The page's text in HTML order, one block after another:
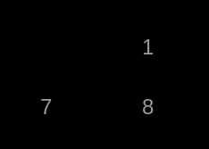
1
7 8